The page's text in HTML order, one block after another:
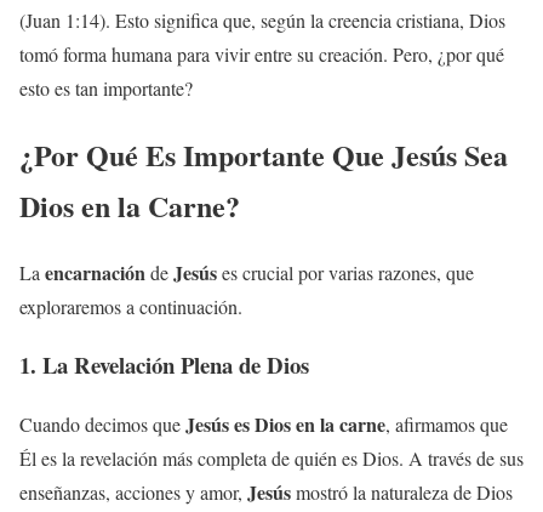
(Juan 1:14). Esto significa que, según la creencia cristiana, Dios
tomó forma humana para vivir entre su creación. Pero, ¿por qué
esto es tan importante?
¿Por Qué Es Importante Que JesúsSea
Dios en la Carne?
La encarnacióndeJesúses crucial por varias razones, que
exploraremos a continuación.
1. La Revelación Plena de Dios
Cuando decimos queJesúsesDios en la carne, afirmamos que
Él es la revelación más completa de quién es Dios. A través de sus
enseñanzas, acciones y amor, Jesúsmostró la naturaleza de Dios